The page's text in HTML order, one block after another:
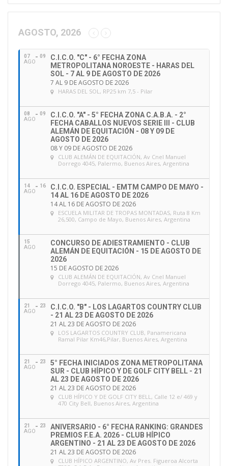
e
c
ó
AGOSTO, 2026
07
AGO
09
C.I.C.O. "C" - 6° FECHA ZONA
METROPOLITANA NOROESTE - HARAS DEL
SOL - 7 AL 9 DE AGOSTO DE 2026
7 AL 9 DE AGOSTO DE 2026
HARAS DEL SOL, RP25 km 7,5 - Pilar
08
AGO
09
C.I.C.O. "A" - 5° FECHA ZONA C.A.B.A. - 2°
FECHA CABALLOS NUEVOS SERIE III - CLUB
ALEMÁN DE EQUITACIÓN - 08 Y 09 DE
AGOSTO DE 2026
08 Y 09 DE AGOSTO DE 2026
CLUB ALEMÁN DE EQUITACIÓN, Av Cnel Manuel
Dorrego 4045, Palermo, Buenos Aires, Argentina
14
AGO
16
C.I.C.O. ESPECIAL - EMTM CAMPO DE MAYO -
14 AL 16 DE AGOSTO DE 2026
14 AL 16 DE AGOSTO DE 2026
ESCUELA MILITAR DE TROPAS MONTADAS, Ruta 8 Km
26,500, Campo de Mayo, Buenos Aires, Argentina
15
AGO
CONCURSO DE ADIESTRAMIENTO - CLUB
ALEMÁN DE EQUITACIÓN - 15 DE AGOSTO DE
2026
15 DE AGOSTO DE 2026
CLUB ALEMÁN DE EQUITACIÓN, Av Cnel Manuel
Dorrego 4045, Palermo, Buenos Aires, Argentina
21
AGO
23
C.I.C.O. "B" - LOS LAGARTOS COUNTRY CLUB
- 21 AL 23 DE AGOSTO DE 2026
21 AL 23 DE AGOSTO DE 2026
LOS LAGARTOS COUNTRY CLUB, Panamericana
Ramal Pilar Km46,Pilar, Buenos Aires, Argentina
21
AGO
23
5° FECHA INICIADOS ZONA METROPOLITANA
SUR - CLUB HÍPICO Y DE GOLF CITY BELL - 21
AL 23 DE AGOSTO DE 2026
21 AL 23 DE AGOSTO DE 2026
CLUB HÍPICO Y DE GOLF CITY BELL, Calle 12 e/ 469 y
470 City Bell, Buenos Aires, Argentina
21
AGO
23
ANIVERSARIO - 6° FECHA RANKING: GRANDES
PREMIOS F.E.A. 2026 - CLUB HÍPICO
ARGENTINO - 21 AL 23 DE AGOSTO DE 2026
21 AL 23 DE AGOSTO DE 2026
CLUB HÍPICO ARGENTINO, Av Pres. Figueroa Alcorta